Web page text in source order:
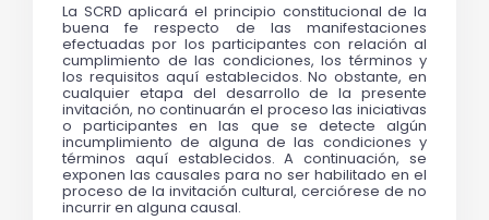
La SCRD aplicará el principio constitucional de la
buena fe respecto de las manifestaciones
efectuadas por los participantes con relación al
cumplimiento de las condiciones, los términos y
los requisitos aquí establecidos. No obstante, en
cualquier etapa del desarrollo de la presente
invitación, no continuarán el proceso las iniciativas
o participantes en las que se detecte algún
incumplimiento de alguna de las condiciones y
términos aquí establecidos. A continuación, se
exponen las causales para no ser habilitado en el
proceso de la invitación cultural, cerciórese de no
incurrir en alguna causal.